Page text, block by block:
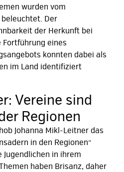
wurden vom
Der
der Herkunft bei
eines
konnten dabei als
im Land identifiziert
Vereine sind
Regionen
Johanna Mikl-Leitner das
in den Regionen“
in ihrem
haben Brisanz, daher